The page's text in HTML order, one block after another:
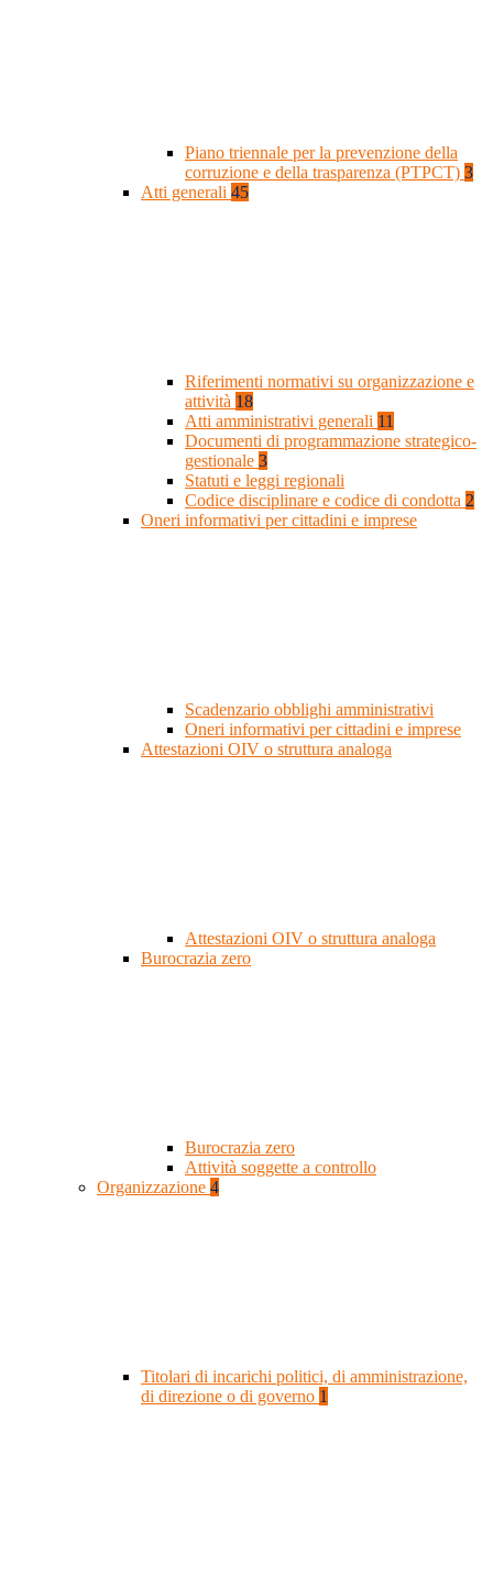
Piano triennale per la prevenzione della
corruzione e della trasparenza (PTPCT) 3
Atti generali 45
Riferimenti normativi su organizzazione e
attività 18
Atti amministrativi generali 11
Documenti di programmazione strategico-
gestionale 3
Statuti e leggi regionali
Codice disciplinare e codice di condotta 2
Oneri informativi per cittadini e imprese
Scadenzario obblighi amministrativi
Oneri informativi per cittadini e imprese
Attestazioni OIV o struttura analoga
Attestazioni OIV o struttura analoga
Burocrazia zero
Burocrazia zero
Attività soggette a controllo
Organizzazione 4
Titolari di incarichi politici, di amministrazione,
di direzione o di governo 1